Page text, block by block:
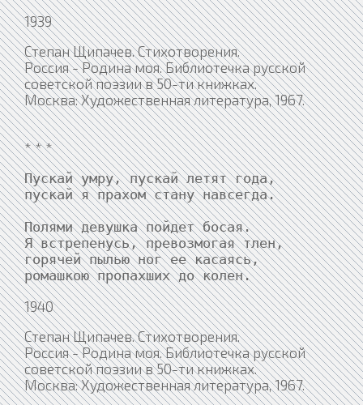
1939
Степан Щипачев. Стихотворения.
Россия - Родина моя. Библиотечка русской
советской поэзии в 50-ти книжках.
Москва: Художественная литература, 1967.
* * *
Пускай умру, пускай летят года,
пускай я прахом стану навсегда.
Полями девушка пойдет босая.
Я встрепенусь, превозмогая тлен,
горячей пылью ног ее касаясь,
ромашкою пропахших до колен.
1940
Степан Щипачев. Стихотворения.
Россия - Родина моя. Библиотечка русской
советской поэзии в 50-ти книжках.
Москва: Художественная литература, 1967.